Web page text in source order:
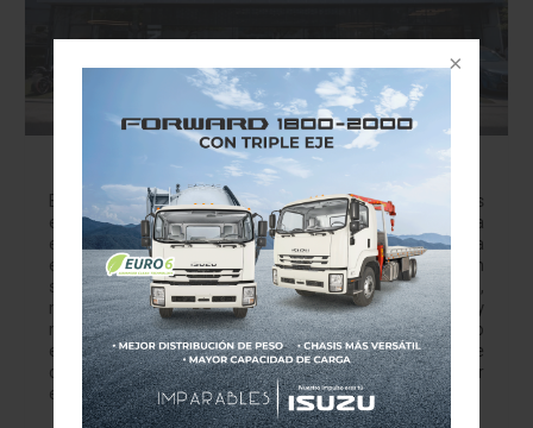
50 de BMW en México: Algo más que abrir una
agencia en Jalisco
BMW celebra medio centenar de agencias en el país
estrenando en Jalisco el concepto "Retail.Next": una
experiencia más humana, tecnológica y lista para la era
eléctrica. En la industria automotriz, los números suelen
ser fríos: cifras de ventas, porcentajes de participación,
metros cuadrados de construcción. Sin embargo, hay
momentos en los que un número se convierte en un hito
emocional y en el reflejo de una sólida historia de
confianza. Eso es exactamente lo que acaba de suceder
en Zapopan,…